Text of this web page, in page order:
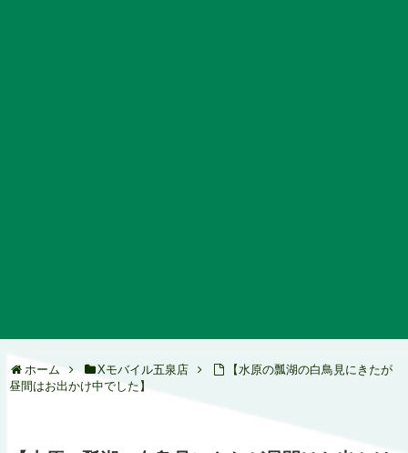
ホーム Xモバイル五泉店
【水原の瓢湖の白鳥見にきたが
昼間はお出かけ中でした】